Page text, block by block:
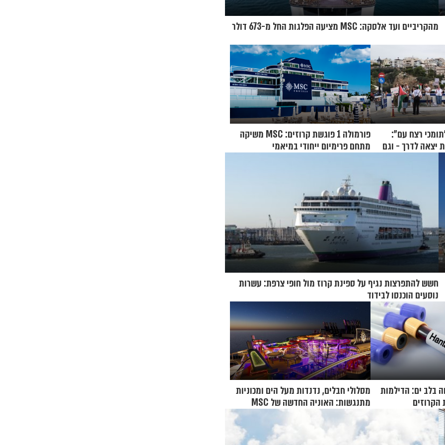
מהקריביים ועד אלסקה: MSC מציעה הפלגות החל מ-673 דולר
רצח עם":
יצאה לדרך - וגם
פורמולה 1 פוגשת קרוזים: MSC משיקה
מתחם פרימיום ייחודי במיאמי
חשש להתפרצות נגיף על ספינת קרוז מול חופי צרפת: עשרות
נוסעים הוכנסו לבידוד
בלב ים: הדילמות
מסלולי חבלים, נדנדות מעל הים ומכוניות
מתנגשות: האוניה החדשה של MSC